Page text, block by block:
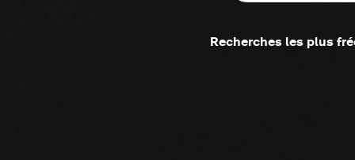
Recherches les plus